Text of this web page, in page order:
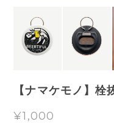
【ナマケモノ】
¥1,000